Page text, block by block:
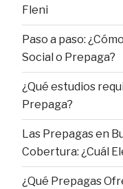
Fleni
Paso a paso:
Social o Prepaga?
¿Qué estudios
Prepaga?
Las Prepagas en
Cobertura: ¿Cuál
¿Qué Prepagas